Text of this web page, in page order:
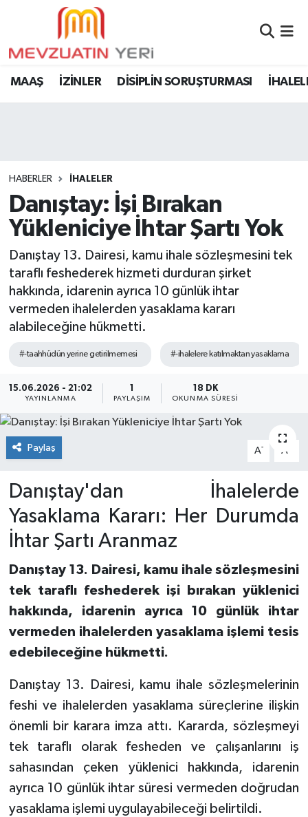
MAAŞ İZİNLER DİSİPLİN SORUŞTURMASI
HABERLER İHALELER
Danıştay: İşi Bırakan
Yükleniciye İhtar Şartı Yok
Danıştay 13. Dairesi, kamu ihale sözleşmesini tek
taraflı feshederek hizmeti durduran şirket
hakkında, idarenin ayrıca 10 günlük ihtar
vermeden ihalelerden yasaklama kararı
alabileceğine hükmetti.
#-taahhüdün yerine getirilmemesi #-ihalelere katılmaktan yasaklama
15.06.2026 - 21:02
YAYINLANMA PAYLAŞIM
18 DK
OKUNMA SÜRESI
Paylaş A- A
Danıştay'dan İhalelerde
Yasaklama Kararı: Her Durumda
İhtar Şartı Aranmaz
Danıştay 13. Dairesi, kamu ihale sözleşmesini
tek taraflı feshederek işi bırakan yüklenici
hakkında, idarenin ayrıca 10 günlük ihtar
vermeden ihalelerden yasaklama işlemi tesis
edebileceğine hükmetti.
Danıştay 13. Dairesi, kamu ihale sözleşmelerinin
feshi ve ihalelerden yasaklama süreçlerine ilişkin
önemli bir karara imza attı. Kararda, sözleşmeyi
tek taraflı olarak fesheden ve çalışanlarını iş
sahasından çeken yüklenici hakkında, idarenin
ayrıca 10 günlük ihtar süresi vermeden doğrudan
yasaklama işlemi uygulayabileceği belirtildi.